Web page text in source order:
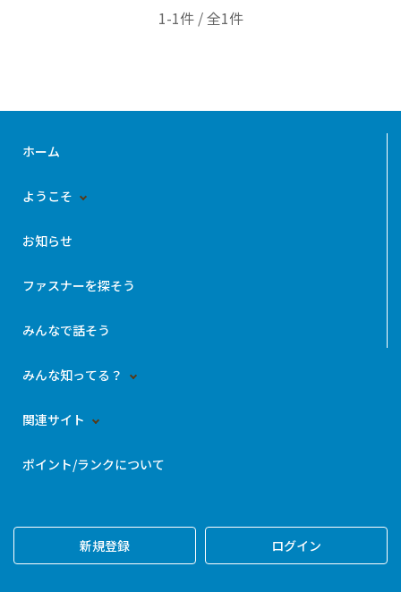
1-1件 / 全1件
ホーム
ようこそ
お知らせ
ファスナーを探そう
みんなで話そう
みんな知ってる？
関連サイト
ポイント/ランクについて
新規登録 ログイン